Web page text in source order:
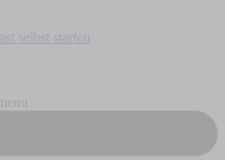
selbst starten